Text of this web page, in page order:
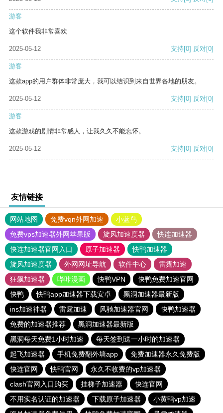
游客
这个软件我非常喜欢
2025-05-12 支持[0] 反对[0]
游客
这款app的用户群体非常庞大，我可以结识到来自世界各地的朋友。
2025-05-12 支持[0] 反对[0]
游客
这款游戏的剧情非常感人，让我久久不能忘怀。
2025-05-12 支持[0] 反对[0]
友情链接
网站地图 免费vqn外网加速
小蓝鸟
免费vps加速器外网苹果版
旋风加速度器
快连加速器
快连加速器官网入口
原子加速器
快鸭加速器
旋风加速度器
外网网址导航 软件中心
雷霆加速
狂飙加速器
哔咔漫画 快鸭VPN
快鸭免费加速官网
快鸭
快鸭app加速器下载安卓
黑洞加速器最新版
ins加速神器
雷霆加速 风驰加速器官网
快鸭加速器
免费的加速器推荐
黑洞加速器最新版
黑洞每天免费1小时加速
每天签到送一小时的加速器
起飞加速器
手机免费翻外墙app
免费加速器永久免费版
快连官网
快鸭官网
永久不收费的vp加速器
clash官网入口购买
挂梯子加速器
快连官网
不用实名认证的加速器
下载原子加速器
小黄鸭vp加速